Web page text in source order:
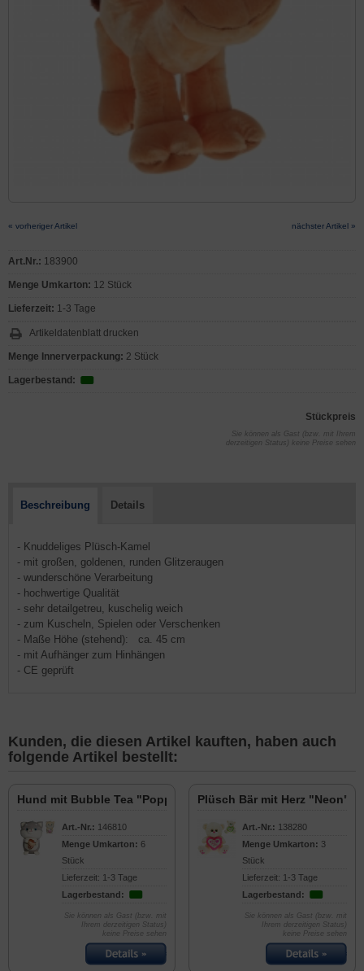
« vorheriger Artikel nächster Artikel »
Art.Nr.: 183900
Menge Umkarton: 12 Stück
Lieferzeit: 1-3 Tage
Artikeldatenblatt drucken
Menge Innerverpackung: 2 Stück
Lagerbestand:
Stückpreis
Sie können als Gast (bzw. mit Ihrem
derzeitigen Status) keine Preise sehen
Beschreibung Details
- Knuddeliges Plüsch-Kamel
- mit großen, goldenen, runden Glitzeraugen
- wunderschöne Verarbeitung
- hochwertige Qualität
- sehr detailgetreu, kuschelig weich
- zum Kuscheln, Spielen oder Verschenken
- Maße Höhe (stehend): ca. 45 cm
- mit Aufhänger zum Hinhängen
- CE geprüft
Kunden, die diesen Artikel kauften, haben auch
folgende Artikel bestellt:
Hund mit Bubble Tea "Poppi" 45cm
Art.-Nr.: 146810
Menge Umkarton: 6
Stück
Lieferzeit: 1-3 Tage
Lagerbestand:
Sie können als Gast (bzw. mit
Ihrem derzeitigen Status)
keine Preise sehen
Plüsch Bär mit Herz "Neon"
Art.-Nr.: 138280
Menge Umkarton: 3
Stück
Lieferzeit: 1-3 Tage
Lagerbestand:
Sie können als Gast (bzw. mit
Ihrem derzeitigen Status)
keine Preise sehen